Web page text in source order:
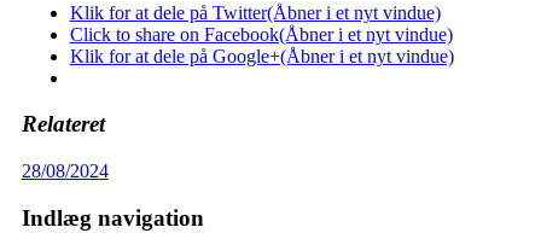
Klik for at dele på Twitter(Åbner i et nyt vindue)
Click to share on Facebook(Åbner i et nyt vindue)
Klik for at dele på Google+(Åbner i et nyt vindue)
Relateret
28/08/2024
Indlæg navigation